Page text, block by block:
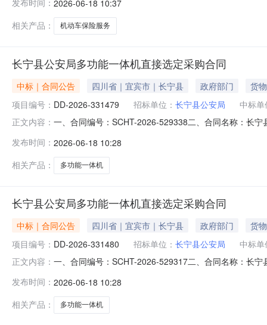
有限公司宜宾中心支公司地址：南岸街道联系方式：
发布时间： 2026-06-18 10:37
相关产品：
机动车保险服务
长宁县公安局多功能一体机直接选定采购合同
中标｜合同公告 四川省｜宜宾市｜长宁县 政府部门
货物
项目编号： DD-2026-331479 招标单位： 长宁县公安局
中标单
正文内容： 一、合同编号：SCHT-2026-529338二、合同名称：长
式：15283191522六、合同主要信息主要标的名称：
发布时间： 2026-06-18 10:28
相关产品：
多功能一体机
长宁县公安局多功能一体机直接选定采购合同
中标｜合同公告 四川省｜宜宾市｜长宁县 政府部门
货物
项目编号： DD-2026-331480 招标单位： 长宁县公安局
中标单
正文内容： 一、合同编号：SCHT-2026-529317二、合同名称：长
式：15283191522六、合同主要信息主要标的名称：
发布时间： 2026-06-18 10:28
相关产品：
多功能一体机